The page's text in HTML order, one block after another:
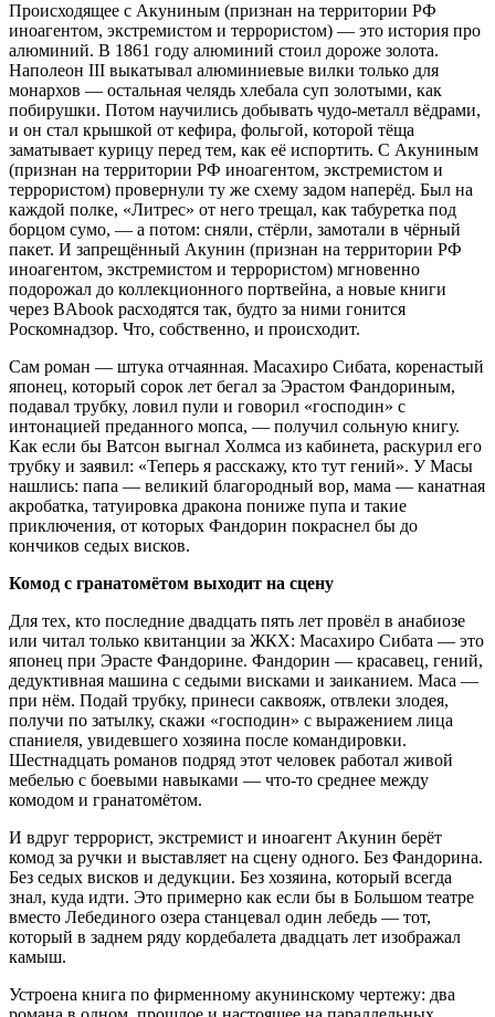
Происходящее с Акуниным (признан на территории РФ
иноагентом, экстремистом и террористом) — это история про
алюминий. В 1861 году алюминий стоил дороже золота.
Наполеон III выкатывал алюминиевые вилки только для
монархов — остальная челядь хлебала суп золотыми, как
побирушки. Потом научились добывать чудо-металл вёдрами,
и он стал крышкой от кефира, фольгой, которой тёща
заматывает курицу перед тем, как её испортить. С Акуниным
(признан на территории РФ иноагентом, экстремистом и
террористом) провернули ту же схему задом наперёд. Был на
каждой полке, «Литрес» от него трещал, как табуретка под
борцом сумо, — а потом: сняли, стёрли, замотали в чёрный
пакет. И запрещённый Акунин (признан на территории РФ
иноагентом, экстремистом и террористом) мгновенно
подорожал до коллекционного портвейна, а новые книги
через BAbook расходятся так, будто за ними гонится
Роскомнадзор. Что, собственно, и происходит.
Сам роман — штука отчаянная. Масахиро Сибата, коренастый
японец, который сорок лет бегал за Эрастом Фандориным,
подавал трубку, ловил пули и говорил «господин» с
интонацией преданного мопса, — получил сольную книгу.
Как если бы Ватсон выгнал Холмса из кабинета, раскурил его
трубку и заявил: «Теперь я расскажу, кто тут гений». У Масы
нашлись: папа — великий благородный вор, мама — канатная
акробатка, татуировка дракона пониже пупа и такие
приключения, от которых Фандорин покраснел бы до
кончиков седых висков.
Комод с гранатомётом выходит на сцену
Для тех, кто последние двадцать пять лет провёл в анабиозе
или читал только квитанции за ЖКХ: Масахиро Сибата — это
японец при Эрасте Фандорине. Фандорин — красавец, гений,
дедуктивная машина с седыми висками и заиканием. Маса —
при нём. Подай трубку, принеси саквояж, отвлеки злодея,
получи по затылку, скажи «господин» с выражением лица
спаниеля, увидевшего хозяина после командировки.
Шестнадцать романов подряд этот человек работал живой
мебелью с боевыми навыками — что-то среднее между
комодом и гранатомётом.
И вдруг террорист, экстремист и иноагент Акунин берёт
комод за ручки и выставляет на сцену одного. Без Фандорина.
Без седых висков и дедукции. Без хозяина, который всегда
знал, куда идти. Это примерно как если бы в Большом театре
вместо Лебединого озера станцевал один лебедь — тот,
который в заднем ряду кордебалета двадцать лет изображал
камыш.
Устроена книга по фирменному акунинскому чертежу: два